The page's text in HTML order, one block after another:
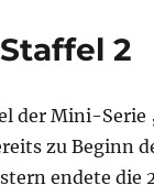
2
der Mini-Serie
zu Beginn
endete die